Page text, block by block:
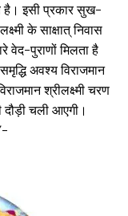
है। इसी प्रकार सुख-
के साक्षात् निवास
वेद-पुराणों मिलता है
अवश्य विराजमान
श्रीलक्ष्मी चरण
दौड़ी चली आएगी।